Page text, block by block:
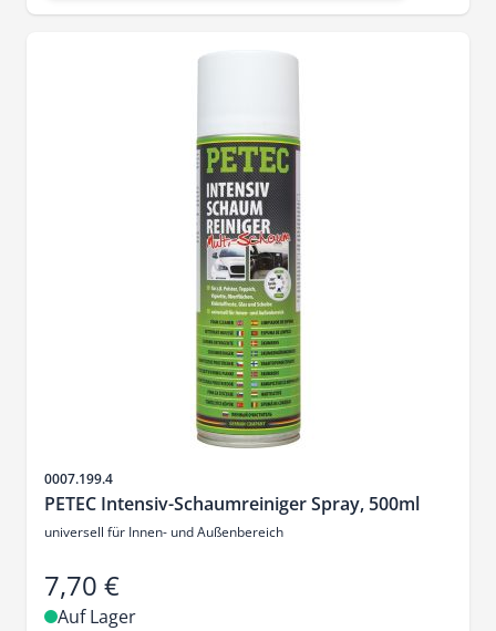
Artikelnr.
0007.199.4
PETEC Intensiv-Schaumreiniger Spray, 500ml
universell für Innen- und Außenbereich
7,70 €
Auf Lager